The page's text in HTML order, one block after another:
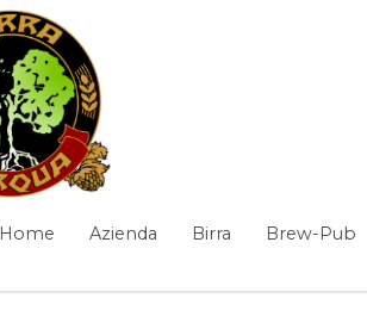
Navigazione
Home Azienda Birra Brew-Pub